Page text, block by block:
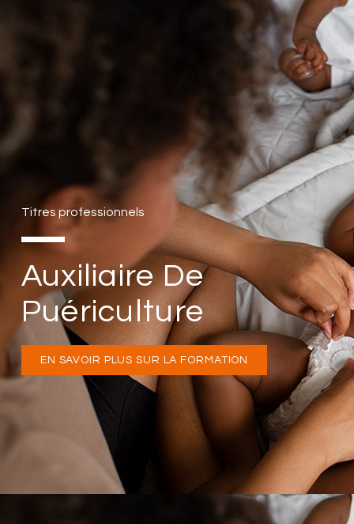
Titres professionnels
Auxiliaire De
Puériculture
EN SAVOIR PLUS SUR LA FORMATION